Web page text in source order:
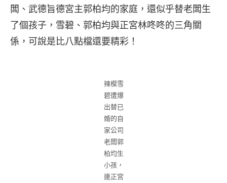
闆、武德旨德宮主郭柏均的家庭，還似乎替老闆生
了個孩子，雪碧、郭柏均與正宮林咚咚的三角關
係，可說是比八點檔還要精彩！
辣模雪
碧遭爆
出替已
婚的自
家公司
老闆郭
柏均生
小孩，
連正宮